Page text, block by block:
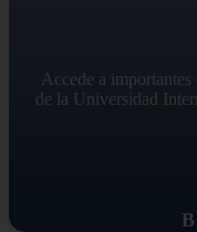
Accede a importantes
de la Universidad